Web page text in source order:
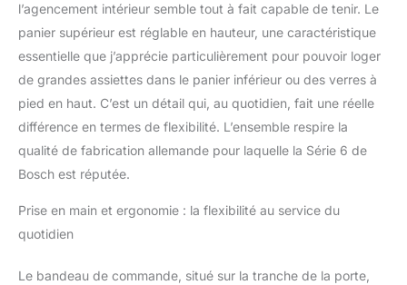
libre, même lorsqu'il n'est
pas complètement
chargé. Avec Home
Connect, contrôlez et
diagnostiquez votre lave
vaisselle connecté à
distance. Dimensions du
produit : 84.5 x 60 x 60
cm, cuve inox, et signal
pratique et moderne.
l’agencement intérieur semble tout à fait capable de tenir. Le
panier supérieur est réglable en hauteur, une caractéristique
essentielle que j’apprécie particulièrement pour pouvoir loger
de grandes assiettes dans le panier inférieur ou des verres à
pied en haut. C’est un détail qui, au quotidien, fait une réelle
différence en termes de flexibilité. L’ensemble respire la
qualité de fabrication allemande pour laquelle la Série 6 de
Bosch est réputée.
Prise en main et ergonomie : la flexibilité au service du
quotidien
Le bandeau de commande, situé sur la tranche de la porte,